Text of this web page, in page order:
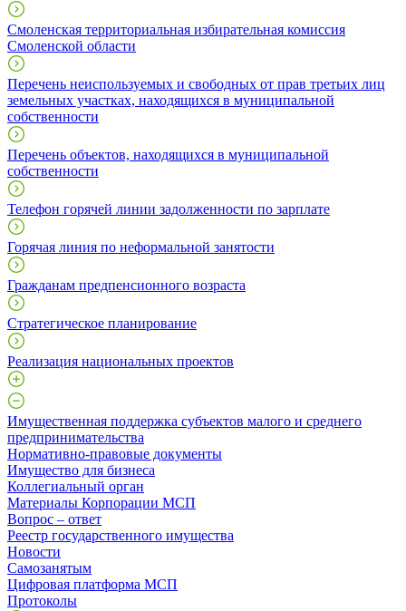
Смоленская территориальная избирательная комиссия
Смоленской области
Перечень неиспользуемых и свободных от прав третьих лиц
земельных участках, находящихся в муниципальной
собственности
Перечень объектов, находящихся в муниципальной
собственности
Телефон горячей линии задолженности по зарплате
Горячая линия по неформальной занятости
Гражданам предпенсионного возраста
Стратегическое планирование
Реализация национальных проектов
Имущественная поддержка субъектов малого и среднего
предпринимательства
Нормативно-правовые документы
Имущество для бизнеса
Коллегиальный орган
Материалы Корпорации МСП
Вопрос – ответ
Реестр государственного имущества
Новости
Самозанятым
Цифровая платформа МСП
Протоколы